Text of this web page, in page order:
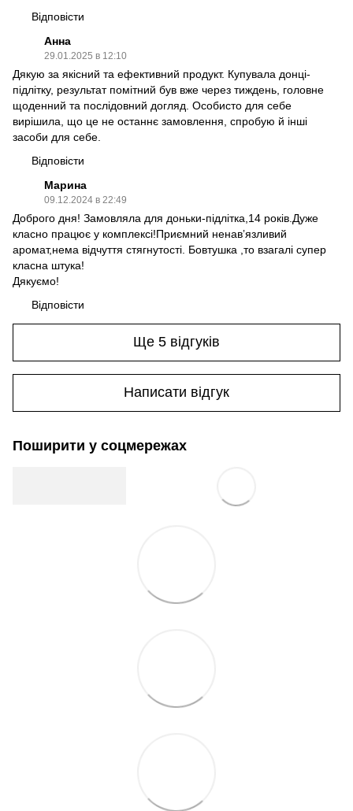
Відповісти
Анна
29.01.2025 в 12:10
Дякую за якісний та ефективний продукт. Купувала донці-
підлітку, результат помітний був вже через тиждень, головне
щоденний та послідовний догляд. Особисто для себе
вирішила, що це не останнє замовлення, спробую й інші
засоби для себе.
Відповісти
Марина
09.12.2024 в 22:49
Доброго дня! Замовляла для доньки-підлітка,14 років.Дуже
класно працює у комплексі!Приємний ненавʼязливий
аромат,нема відчуття стягнутості. Бовтушка ,то взагалі супер
класна штука!
Дякуємо!
Відповісти
Ще 5 відгуків
Написати відгук
Поширити у соцмережах